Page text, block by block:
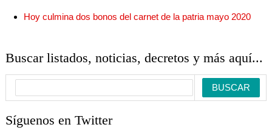
Hoy culmina dos bonos del carnet de la patria mayo 2020
Buscar listados, noticias, decretos y más aquí...
Síguenos en Twitter